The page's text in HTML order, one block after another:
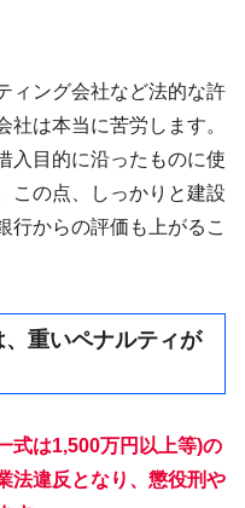
ィング会社など法的な許
は本当に苦労します。
入目的に沿ったものに使
この点、しっかりと建設
行からの評価も上がるこ
重いペナルティが
式は1,500万円以上等)の
法違反となり、懲役刑や